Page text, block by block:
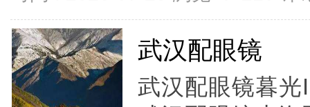
武汉配眼镜
武汉配眼镜暮